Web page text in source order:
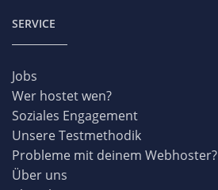
SERVICE
Jobs
Wer hostet wen?
Soziales Engagement
Unsere Testmethodik
Probleme mit deinem Webhoster?
Über uns